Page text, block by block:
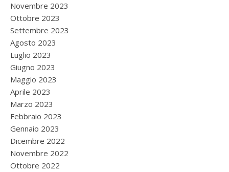
Novembre 2023
Ottobre 2023
Settembre 2023
Agosto 2023
Luglio 2023
Giugno 2023
Maggio 2023
Aprile 2023
Marzo 2023
Febbraio 2023
Gennaio 2023
Dicembre 2022
Novembre 2022
Ottobre 2022